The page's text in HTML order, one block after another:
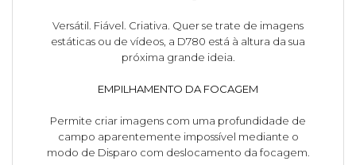
Versátil. Fiável. Criativa. Quer se trate de imagens
estáticas ou de vídeos, a D780 está à altura da sua
próxima grande ideia.
EMPILHAMENTO DA FOCAGEM
Permite criar imagens com uma profundidade de
campo aparentemente impossível mediante o
modo de Disparo com deslocamento da focagem.